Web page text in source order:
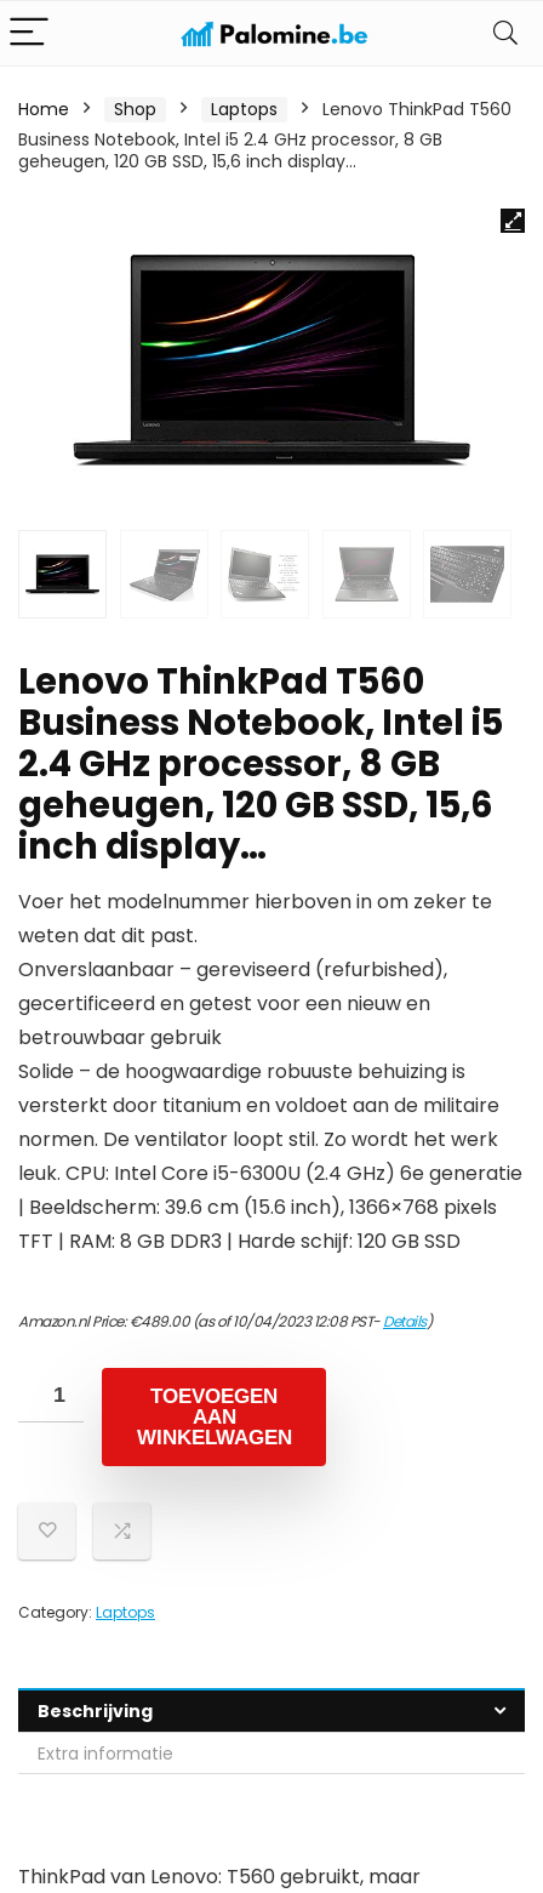
Home Shop Laptops
Lenovo ThinkPad T560
Business Notebook, Intel i5 2.4 GHz processor, 8 GB
geheugen, 120 GB SSD, 15,6 inch display…
Lenovo ThinkPad T560
Business Notebook, Intel i5
2.4 GHz processor, 8 GB
geheugen, 120 GB SSD, 15,6
inch display…
Voer het modelnummer hierboven in om zeker te
weten dat dit past.
Onverslaanbaar – gereviseerd (refurbished),
gecertificeerd en getest voor een nieuw en
betrouwbaar gebruik
Solide – de hoogwaardige robuuste behuizing is
versterkt door titanium en voldoet aan de militaire
normen. De ventilator loopt stil. Zo wordt het werk
leuk. CPU: Intel Core i5-6300U (2.4 GHz) 6e generatie
| Beeldscherm: 39.6 cm (15.6 inch), 1366×768 pixels
TFT | RAM: 8 GB DDR3 | Harde schijf: 120 GB SSD
Amazon.nl Price:€489.00(as of 10/04/2023 12:08 PST-Details)
TOEVOEGEN
AAN
WINKELWAGEN
Category: Laptops
Beschrijving
Extra informatie
ThinkPad van Lenovo: T560 gebruikt, maar